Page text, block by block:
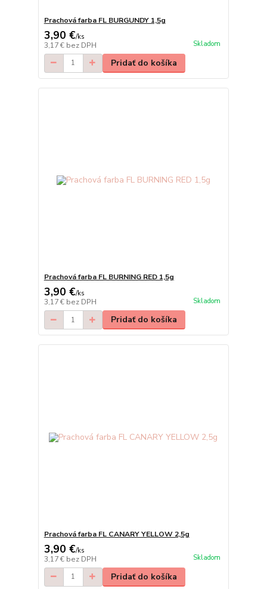
Prachová farba FL BURGUNDY 1,5g
3,90 €/ks
3,17 € bez DPH Skladom
Pridať do košíka
Prachová farba FL BURNING RED 1,5g
3,90 €/ks
3,17 € bez DPH Skladom
Pridať do košíka
Prachová farba FL CANARY YELLOW 2,5g
3,90 €/ks
3,17 € bez DPH Skladom
Pridať do košíka